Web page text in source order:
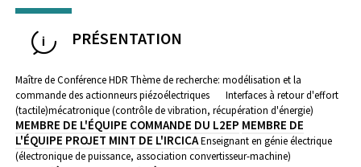
PRÉSENTATION
Maître de Conférence HDR Thème de recherche: modélisation et la
commande des actionneurs piézoélectriques
Interfaces à retour d'effort
(tactile)mécatronique (contrôle de vibration, récupération d'énergie)
MEMBRE DE L'ÉQUIPE COMMANDE DU L2EP MEMBRE DE
L'ÉQUIPE PROJET MINT DE L'IRCICAEnseignant en génie électrique
(électronique de puissance, association convertisseur-machine)